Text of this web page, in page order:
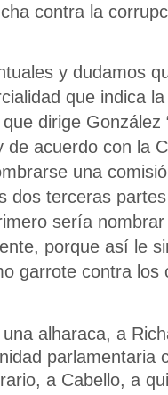
contra la
y dudamos
que indica
dirige
de acuerdo con la
una
dos terceras
sería
porque así le
garrote contra los
alharaca, a
parlamentaria
a Cabello, a